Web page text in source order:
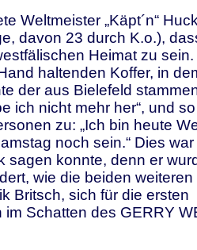
Weltmeister „Käpt´n“
davon 23 durch K.o.),
Heimat zu
haltenden Koffer, in
der aus Bielefeld
ich nicht mehr her“, und
zu: „Ich bin heute
noch sein.“ Dies
sagen konnte, denn er
wie die beiden
Britsch, sich für die ersten
Schatten des GERRY